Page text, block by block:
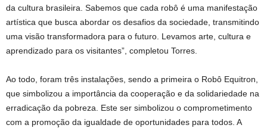
da cultura brasileira. Sabemos que cada robô é uma manifestação
artística que busca abordar os desafios da sociedade, transmitindo
uma visão transformadora para o futuro. Levamos arte, cultura e
aprendizado para os visitantes”, completou Torres.
Ao todo, foram três instalações, sendo a primeira o Robô Equitron,
que simbolizou a importância da cooperação e da solidariedade na
erradicação da pobreza. Este ser simbolizou o comprometimento
com a promoção da igualdade de oportunidades para todos. A